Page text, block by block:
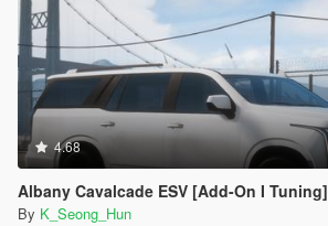
4.68
Albany Cavalcade ESV [Add-On I Tuning]
By K_Seong_Hun